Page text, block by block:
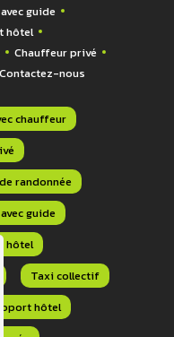
guide
hôtel
Chauffeur privé
Contactez-nous
chauffeur
randonnée
guide
hôtel
Taxi collectif
hôtel